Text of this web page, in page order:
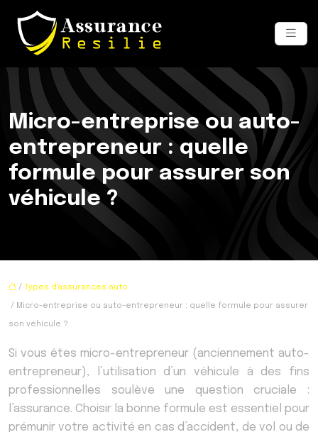
Micro-entreprise ou auto-
entrepreneur : quelle
formule pour assurer son
véhicule ?
/ Types d'assurances auto
/ Micro-entreprise ou auto-entrepreneur : quelle formule pour assurer
son véhicule ?
Si vous êtes micro-entrepreneur (anciennement auto-
entrepreneur), l’utilisation d’un véhicule à des fins
professionnelles soulève une question cruciale :
l’assurance. Choisir la bonne formule est essentiel pour
prémunir votre activité en cas d’accident, de vol ou de